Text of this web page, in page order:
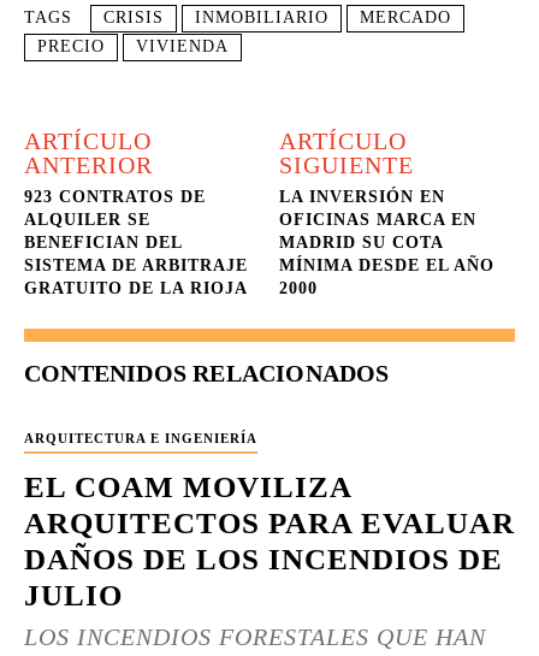
TAGS CRISIS INMOBILIARIO
MERCADO
PRECIO
VIVIENDA
ARTÍCULO
ANTERIOR
923 CONTRATOS DE
ALQUILER SE
BENEFICIAN DEL
SISTEMA DE ARBITRAJE
GRATUITO DE LA RIOJA
ARTÍCULO
SIGUIENTE
LA INVERSIÓN EN
OFICINAS MARCA EN
MADRID SU COTA
MÍNIMA DESDE EL AÑO
2000
CONTENIDOS RELACIONADOS
ARQUITECTURA E INGENIERÍA
EL COAM MOVILIZA
ARQUITECTOS PARA EVALUAR
DAÑOS DE LOS INCENDIOS DE
JULIO
LOS INCENDIOS FORESTALES QUE HAN